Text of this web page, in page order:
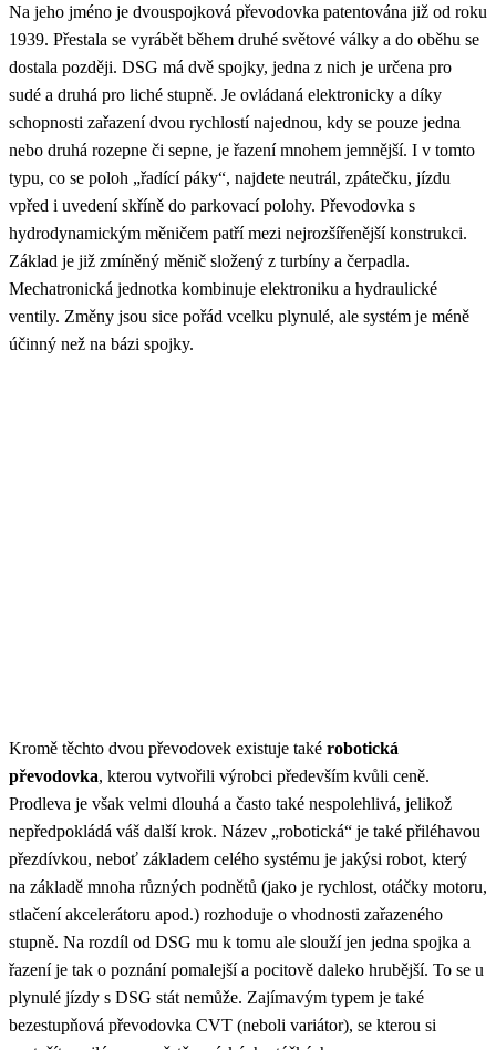
Na jeho jméno je dvouspojková převodovka patentována již od roku
1939. Přestala se vyrábět během druhé světové války a do oběhu se
dostala později. DSG má dvě spojky, jedna z nich je určena pro
sudé a druhá pro liché stupně. Je ovládaná elektronicky a díky
schopnosti zařazení dvou rychlostí najednou, kdy se pouze jedna
nebo druhá rozepne či sepne, je řazení mnohem jemnější. I v tomto
typu, co se poloh „řadící páky“, najdete neutrál, zpátečku, jízdu
vpřed i uvedení skříně do parkovací polohy. Převodovka s
hydrodynamickým měničem patří mezi nejrozšířenější konstrukci.
Základ je již zmíněný měnič složený z turbíny a čerpadla.
Mechatronická jednotka kombinuje elektroniku a hydraulické
ventily. Změny jsou sice pořád vcelku plynulé, ale systém je méně
účinný než na bázi spojky.
Kromě těchto dvou převodovek existuje také robotická
převodovka, kterou vytvořili výrobci především kvůli ceně.
Prodleva je však velmi dlouhá a často také nespolehlivá, jelikož
nepředpokládá váš další krok. Název „robotická“ je také přiléhavou
přezdívkou, neboť základem celého systému je jakýsi robot, který
na základě mnoha různých podnětů (jako je rychlost, otáčky motoru,
stlačení akcelerátoru apod.) rozhoduje o vhodnosti zařazeného
stupně. Na rozdíl od DSG mu k tomu ale slouží jen jedna spojka a
řazení je tak o poznání pomalejší a pocitově daleko hrubější. To se u
plynulé jízdy s DSG stát nemůže. Zajímavým typem je také
bezestupňová převodovka CVT (neboli variátor), se kterou si